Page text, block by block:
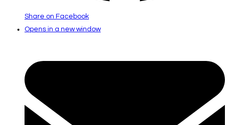
Share on Facebook
Opens in a new window